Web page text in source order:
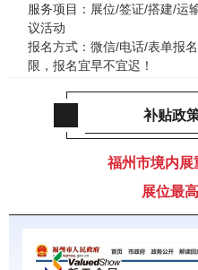
服务项目：展位/签证/搭建/运
议活动
报名方式：微信/电话/表单报
限，报名宜早不宜迟！
补贴政
福州市境内展
展位最